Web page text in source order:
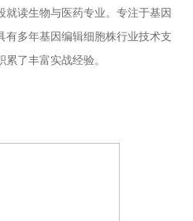
读生物与医药专业。专注于基因
有多年基因编辑细胞株行业技术支
了丰富实战经验。